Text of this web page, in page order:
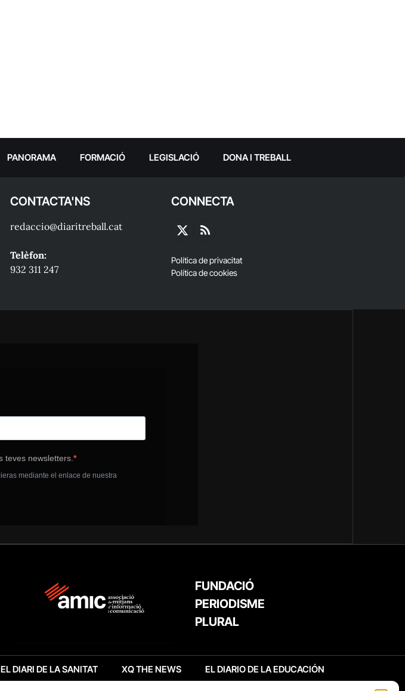
PANORAMA FORMACIÓ LEGISLACIÓ DONA I TREBALL
CONTACTA'NS
redaccio@diaritreball.cat
Telèfon:
932 311 247
CONNECTA
X
RSS
Política de privacitat
Política de cookies
FUNDACIÓ
PERIODISME
PLURAL
EL DIARI DE LA SANITAT XQ THE NEWS EL DIARIO DE LA EDUCACIÓN